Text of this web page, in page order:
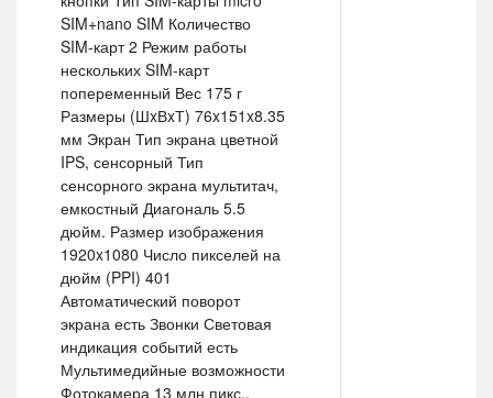
SIM+nano SIM Количество
SIM-карт 2 Режим работы
нескольких SIM-карт
попеременный Вес 175 г
Размеры (ШxВxТ) 76x151x8.35
мм Экран Тип экрана цветной
IPS, сенсорный Тип
сенсорного экрана мультитач,
емкостный Диагональ 5.5
дюйм. Размер изображения
1920x1080 Число пикселей на
дюйм (PPI) 401
Автоматический поворот
экрана есть Звонки Световая
индикация событий есть
Мультимедийные возможности
Фотокамера 13 млн пикс.,